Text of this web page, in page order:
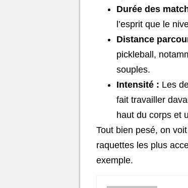
Durée des
l’esprit que le
Distance
pickleball,
souples.
Intensité : Les
fait travailler
haut du corps et
Tout bien pesé, on
raquettes les plus
exemple.